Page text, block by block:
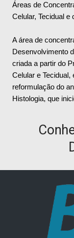
Áreas de
Celular, Tecidual e
A área de
Desenvolvimento
criada a partir do
Celular e Tecidual,
reformulação do
Histologia, que